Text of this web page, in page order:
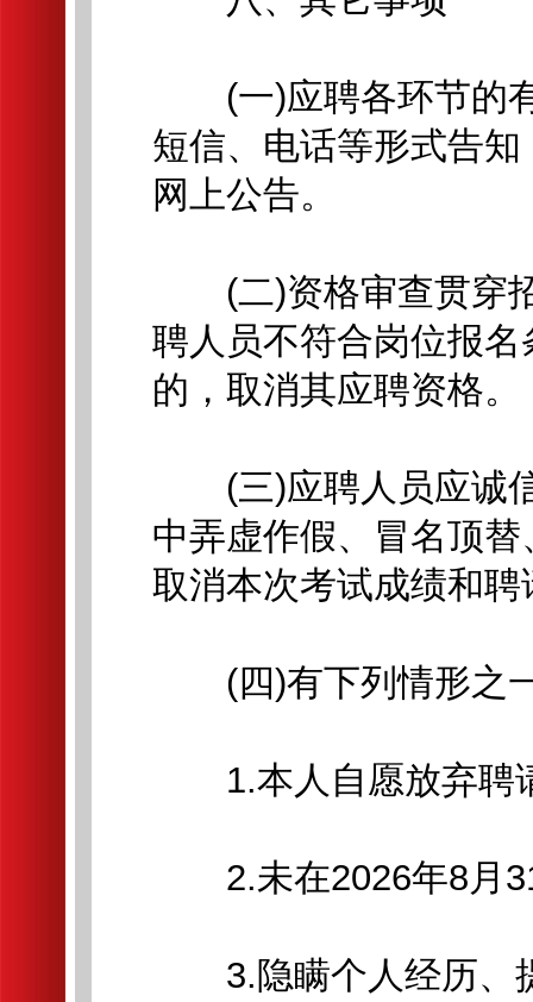
(一)应聘各环节的有
短信、电话等形式告
网上公告。
(二)资格审查贯穿招
聘人员不符合岗位报
的，取消其应聘资格。
(三)应聘人员应诚信
中弄虚作假、冒名顶
取消本次考试成绩和聘
(四)有下列情形之
1.本人自愿放弃聘
2.未在2026年8月31
3.隐瞒个人经历、